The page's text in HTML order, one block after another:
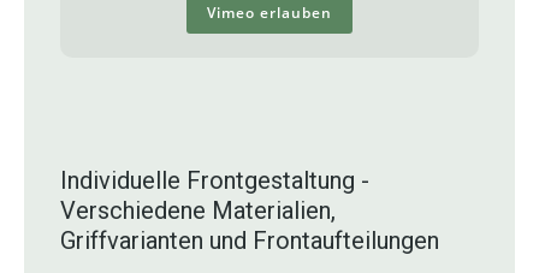
Vimeo erlauben
Individuelle Frontgestaltung -
Verschiedene Materialien,
Griffvarianten und Frontaufteilungen